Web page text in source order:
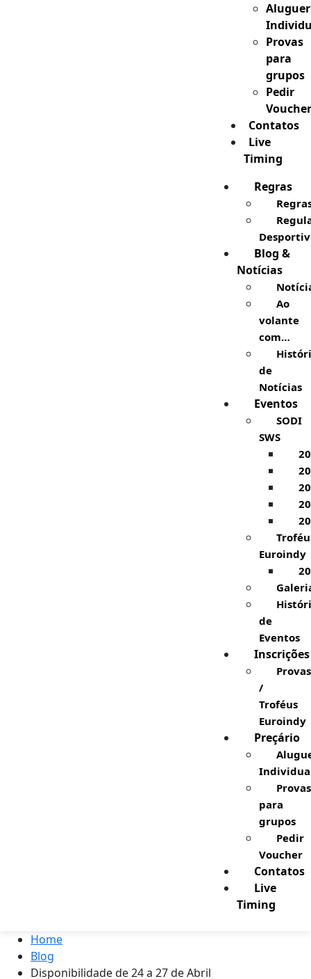
Aluguer
Provas
para
grupos
Pedir
Voucher
Contatos
Live
Timing
Regras
Blog &
Notícias
Ao
volante
com…
de
Notícias
Eventos
SODI
SWS
Euroindy
de
Eventos
Inscrições
Provas
/
Troféus
Euroindy
Preçário
Provas
para
grupos
Pedir
Voucher
Contatos
Live
Timing
Home
Blog
Disponibilidade de 24 a 27 de Abril